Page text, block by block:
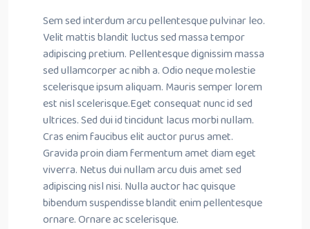
Sem sed interdum arcu pellentesque pulvinar leo.
Velit mattis blandit luctus sed massa tempor
adipiscing pretium. Pellentesque dignissim massa
sed ullamcorper ac nibh a. Odio neque molestie
scelerisque ipsum aliquam. Mauris semper lorem
est nisl scelerisque.Eget consequat nunc id sed
ultrices. Sed dui id tincidunt lacus morbi nullam.
Cras enim faucibus elit auctor purus amet.
Gravida proin diam fermentum amet diam eget
viverra. Netus dui nullam arcu duis amet sed
adipiscing nisl nisi. Nulla auctor hac quisque
bibendum suspendisse blandit enim pellentesque
ornare. Ornare ac scelerisque.